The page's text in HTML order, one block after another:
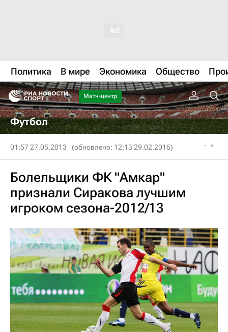
Политика В мире Экономика Общество
Матч-центр
Футбол
01:57 27.05.2013 (обновлено: 12:13 29.02.2016)
Болельщики ФК "Амкар"
признали Сиракова лучшим
игроком сезона-2012/13